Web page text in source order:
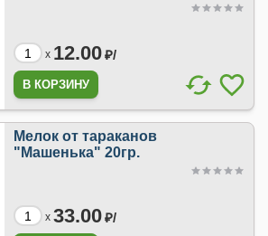
x 12.00₽/
Мелок от тараканов
"Машенька" 20гр.
x 33.00₽/